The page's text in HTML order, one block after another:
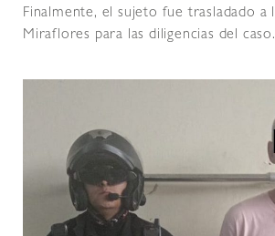
Finalmente, el sujeto fue trasladado a
Miraflores para las diligencias del caso.